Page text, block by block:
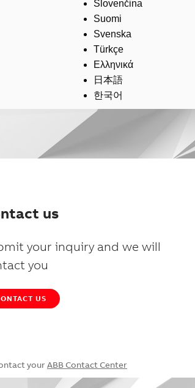
Slovenčina
Suomi
Svenska
Türkçe
Ελληνικά
日本語
한국어
us
your inquiry and we will
you
US
your ABB Contact Center